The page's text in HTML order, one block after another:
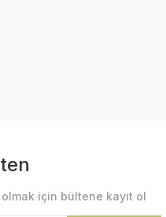
için bültene kayıt ol